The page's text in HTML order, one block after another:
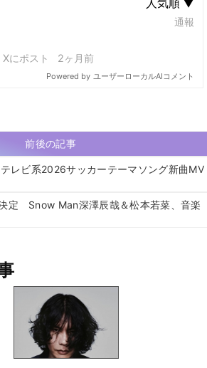
前後の記事
テレビ系2026サッカーテーマソング新曲MV
決定 Snow Man深澤辰哉＆松本若菜、音楽